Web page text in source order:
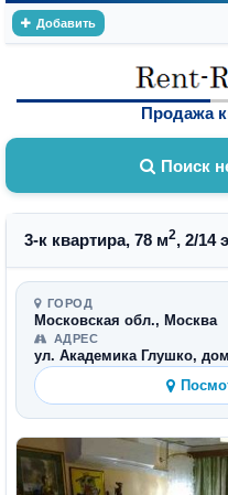
Добавить
Продажа
Поиск
3-к квартира, 78 м2, 2/14
ГОРОД
Московская обл., Москва
АДРЕС
ул. Академика Глушко,